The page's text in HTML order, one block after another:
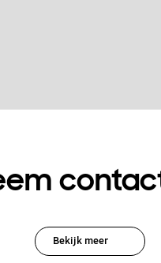
Bekijk meer